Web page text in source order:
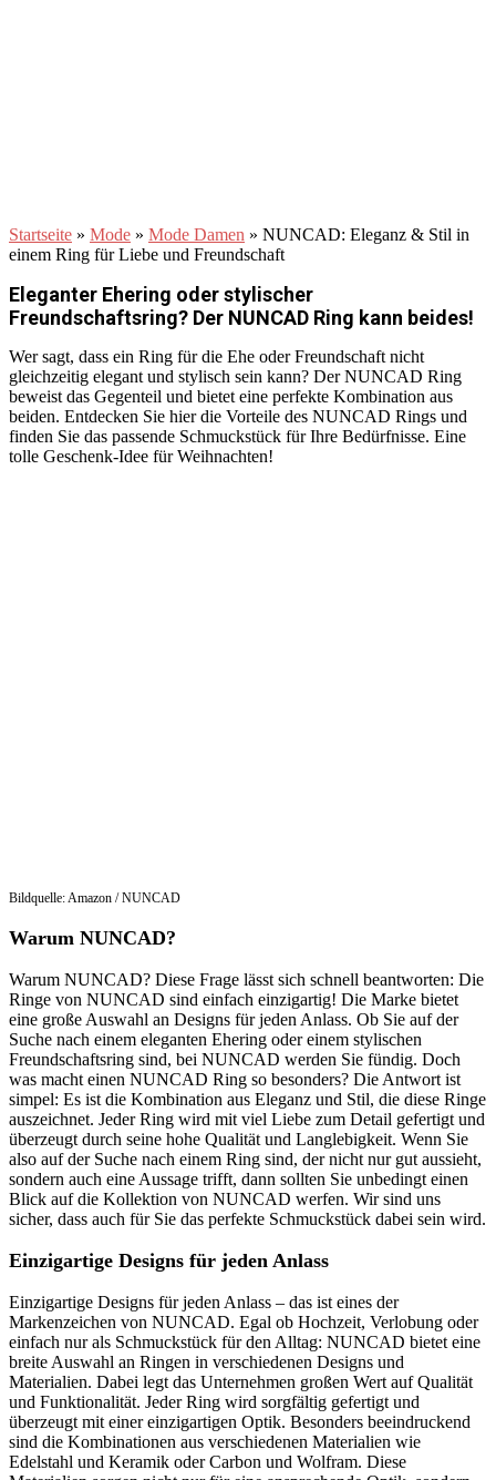
Startseite » Mode » Mode Damen » NUNCAD: Eleganz & Stil in
einem Ring für Liebe und Freundschaft
Eleganter Ehering oder stylischer
Freundschaftsring? Der NUNCAD Ring kann beides!
Wer sagt, dass ein Ring für die Ehe oder Freundschaft nicht
gleichzeitig elegant und stylisch sein kann? Der NUNCAD Ring
beweist das Gegenteil und bietet eine perfekte Kombination aus
beiden. Entdecken Sie hier die Vorteile des NUNCAD Rings und
finden Sie das passende Schmuckstück für Ihre Bedürfnisse. Eine
tolle Geschenk-Idee für Weihnachten!
Bildquelle: Amazon / NUNCAD
Warum NUNCAD?
Warum NUNCAD? Diese Frage lässt sich schnell beantworten: Die
Ringe von NUNCAD sind einfach einzigartig! Die Marke bietet
eine große Auswahl an Designs für jeden Anlass. Ob Sie auf der
Suche nach einem eleganten Ehering oder einem stylischen
Freundschaftsring sind, bei NUNCAD werden Sie fündig. Doch
was macht einen NUNCAD Ring so besonders? Die Antwort ist
simpel: Es ist die Kombination aus Eleganz und Stil, die diese Ringe
auszeichnet. Jeder Ring wird mit viel Liebe zum Detail gefertigt und
überzeugt durch seine hohe Qualität und Langlebigkeit. Wenn Sie
also auf der Suche nach einem Ring sind, der nicht nur gut aussieht,
sondern auch eine Aussage trifft, dann sollten Sie unbedingt einen
Blick auf die Kollektion von NUNCAD werfen. Wir sind uns
sicher, dass auch für Sie das perfekte Schmuckstück dabei sein wird.
Einzigartige Designs für jeden Anlass
Einzigartige Designs für jeden Anlass – das ist eines der
Markenzeichen von NUNCAD. Egal ob Hochzeit, Verlobung oder
einfach nur als Schmuckstück für den Alltag: NUNCAD bietet eine
breite Auswahl an Ringen in verschiedenen Designs und
Materialien. Dabei legt das Unternehmen großen Wert auf Qualität
und Funktionalität. Jeder Ring wird sorgfältig gefertigt und
überzeugt mit einer einzigartigen Optik. Besonders beeindruckend
sind die Kombinationen aus verschiedenen Materialien wie
Edelstahl und Keramik oder Carbon und Wolfram. Diese